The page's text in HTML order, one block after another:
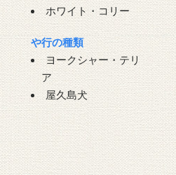
ホワイト・コリー
や行の種類
ヨークシャー・テリ
ア
屋久島犬